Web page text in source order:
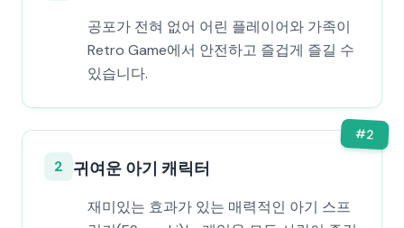
공포가 전혀 없어 어린 플레이어와 가족이
Retro Game에서 안전하고 즐겁게 즐길 수
있습니다.
#2
2 귀여운 아기 캐릭터
재미있는 효과가 있는 매력적인 아기 스프